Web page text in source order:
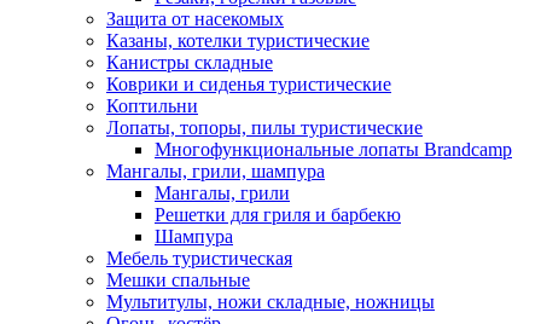
Защита от насекомых
Казаны, котелки туристические
Канистры складные
Коврики и сиденья туристические
Коптильни
Лопаты, топоры, пилы туристические
Многофункциональные лопаты Brandcamp
Мангалы, грили, шампура
Мангалы, грили
Решетки для гриля и барбекю
Шампура
Мебель туристическая
Мешки спальные
Мультитулы, ножи складные, ножницы